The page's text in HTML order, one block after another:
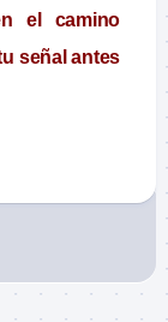
el camino
señal antes